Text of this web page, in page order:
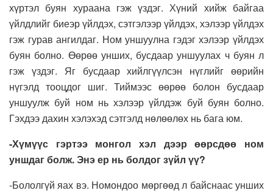
хүртэл буян хураана гэж үздэг. Хүний хийж байгаа
үйлдлийг биеэр үйлдэх, сэтгэлээр үйлдэх, хэлээр үйлдэх
гэж гурав ангилдаг. Ном уншуулна гэдэг хэлээр үйлдэх
буян болно. Өөрөө унших, бусдаар уншуулах ч буян л
гэж үздэг. Яг бусдаар хийлгүүлсэн нүглийг өөрийн
нүгэлд тооцдог шиг. Тиймээс өөрөө болон бусдаар
уншуулж буй ном нь хэлээр үйлдэж буй буян болно.
Гэхдээ дахин хэлэхэд сэтгэлд нөлөөлөх нь бага юм.
-Хүмүүс гэртээ монгол хэл дээр өөрсдөө ном
уншдаг болж. Энэ ер нь болдог зүйл үү?
-Бололгүй яах вэ. Номондоо мөргөөд л байснаас унших